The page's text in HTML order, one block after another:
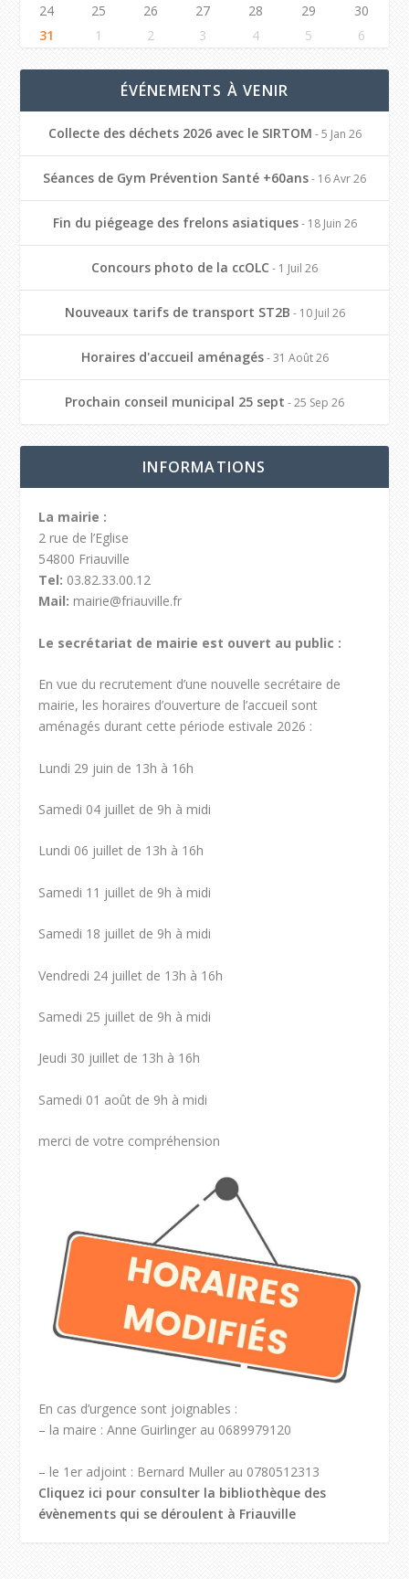
24
25 26 27 28 29
30
31
1 2 3 4 5 6
ÉVÉNEMENTS À VENIR
Collecte des déchets 2026 avec le SIRTOM - 5 Jan 26
Séances de Gym Prévention Santé +60ans- 16 Avr 26
Fin du piégeage des frelons asiatiques- 18 Juin 26
Concours photo de la ccOLC - 1 Juil 26
Nouveaux tarifs de transport ST2B - 10 Juil 26
Horaires d'accueil aménagés- 31 Août 26
Prochain conseil municipal 25 sept - 25 Sep 26
INFORMATIONS
La mairie :
2 rue de l’Eglise
54800 Friauville
Tel: 03.82.33.00.12
Mail: mairie@friauville.fr
Le secrétariat de mairie est ouvert au public :
En vue du recrutement d’une nouvelle secrétaire de
mairie, les horaires d’ouverture de l’accueil sont
aménagés durant cette période estivale 2026 :
Lundi 29 juin de 13h à 16h
Samedi 04 juillet de 9h à midi
Lundi 06 juillet de 13h à 16h
Samedi 11 juillet de 9h à midi
Samedi 18 juillet de 9h à midi
Vendredi 24 juillet de 13h à 16h
Samedi 25 juillet de 9h à midi
Jeudi 30 juillet de 13h à 16h
Samedi 01 août de 9h à midi
merci de votre compréhension
En cas d’urgence sont joignables :
– la maire : Anne Guirlinger au 0689979120
– le 1er adjoint : Bernard Muller au 0780512313
Cliquez ici pour consulter la bibliothèque des
évènements qui se déroulent à Friauville